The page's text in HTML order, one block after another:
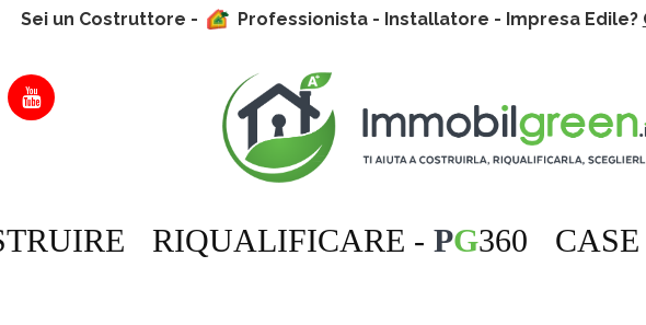
Sei un Costruttore - Professionista - Installatore - Impresa Edile?
RIQUALIFICARE - PG360